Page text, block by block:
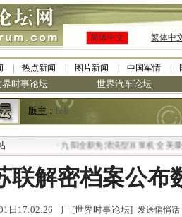
简体中文 繁体中
热点新闻 图片新闻 中国军情
界时事论坛 世界汽车论坛
版主： bob
九阳全新免清洗型豆浆机 全美最低
联解密档案公布
日17:02:26 于 [世界时事论坛] 发送悄悄话